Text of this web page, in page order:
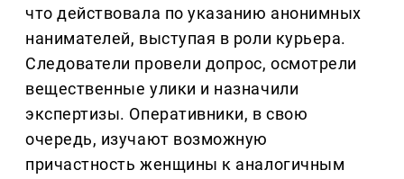
что действовала по указанию анонимных
нанимателей, выступая в роли курьера.
Следователи провели допрос, осмотрели
вещественные улики и назначили
экспертизы. Оперативники, в свою
очередь, изучают возможную
причастность женщины к аналогичным